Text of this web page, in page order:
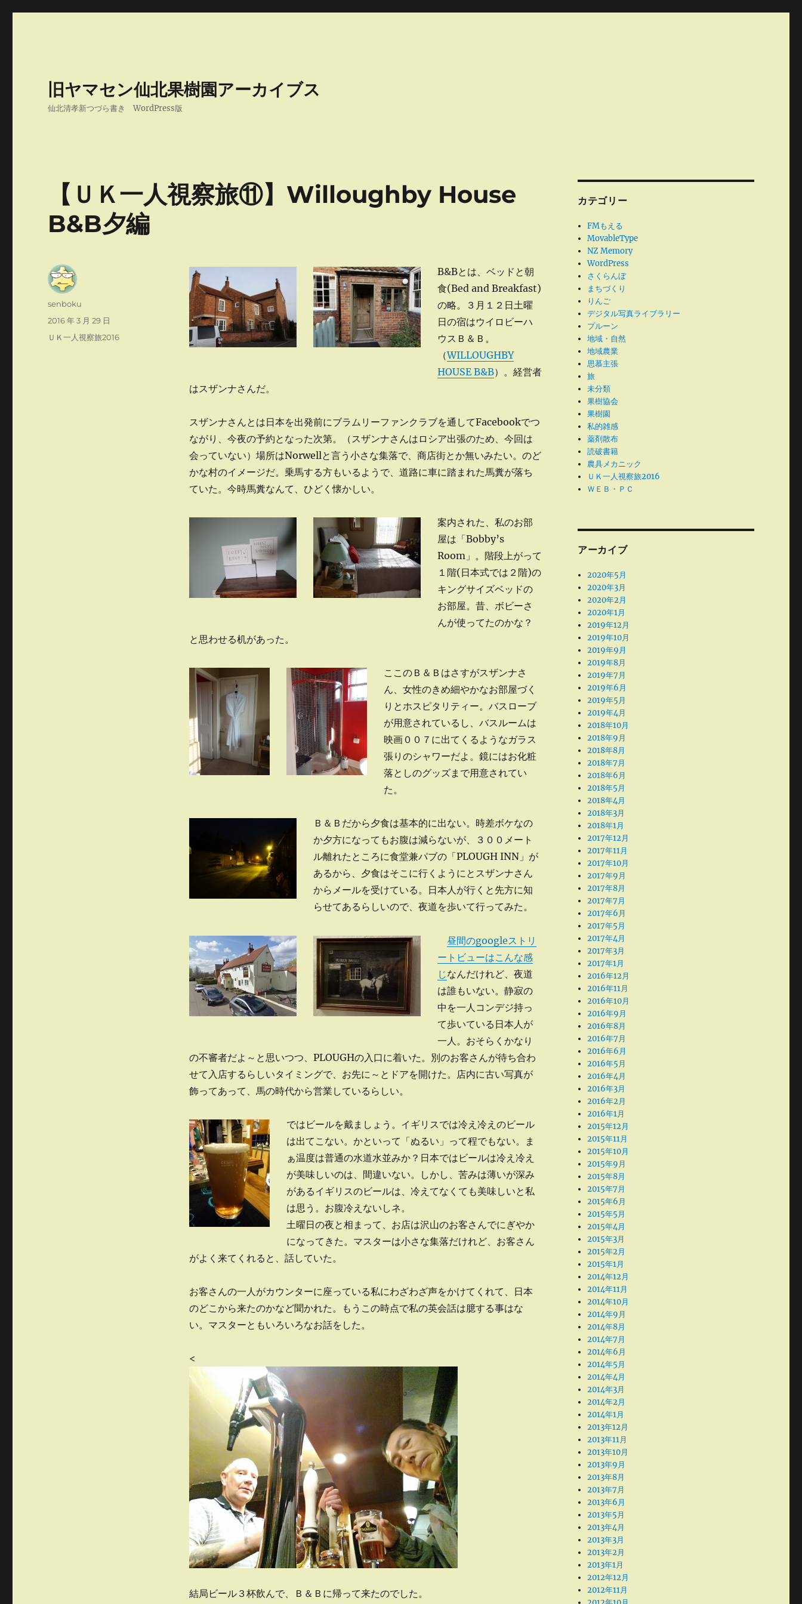
旧ヤマセン仙北果樹園アーカイブス
仙北清孝新つづら書き WordPress版
【ＵＫ一人視察旅⑪】Willoughby House
B&B夕編
B&Bとは、ベッドと朝
食(Bed and Breakfast)
の略。３月１２日土曜
日の宿はウイロビーハ
ウスＢ＆Ｂ。
（WILLOUGHBY
HOUSE B&B）。経営者
はスザンナさんだ。
スザンナさんとは日本を出発前にブラムリーファンクラブを通してFacebookでつ
ながり、今夜の予約となった次第。（スザンナさんはロシア出張のため、今回は
会っていない）場所はNorwellと言う小さな集落で、商店街とか無いみたい。のど
かな村のイメージだ。乗馬する方もいるようで、道路に車に踏まれた馬糞が落ち
ていた。今時馬糞なんて、ひどく懐かしい。
案内された、私のお部
屋は「Bobby’s
Room」。階段上がって
１階(日本式では２階)の
キングサイズベッドの
お部屋。昔、ボビーさ
んが使ってたのかな？
と思わせる机があった。
ここのＢ＆Ｂはさすがスザンナさ
ん、女性のきめ細やかなお部屋づく
りとホスピタリティー。バスローブ
が用意されているし、バスルームは
映画００７に出てくるようなガラス
張りのシャワーだよ。鏡にはお化粧
落としのグッズまで用意されてい
た。
Ｂ＆Ｂだから夕食は基本的に出ない。時差ボケなの
か夕方になってもお腹は減らないが、３００メート
ル離れたところに食堂兼パブの「PLOUGH INN」が
あるから、夕食はそこに行くようにとスザンナさん
からメールを受けている。日本人が行くと先方に知
らせてあるらしいので、夜道を歩いて行ってみた。
昼間のgoogleストリ
ートビューはこんな感
じなんだけれど、夜道
は誰もいない。静寂の
中を一人コンデジ持っ
て歩いている日本人が
一人。おそらくかなり
の不審者だよ～と思いつつ、PLOUGHの入口に着いた。別のお客さんが待ち合わ
せて入店するらしいタイミングで、お先に～とドアを開けた。店内に古い写真が
飾ってあって、馬の時代から営業しているらしい。
ではビールを戴ましょう。イギリスでは冷え冷えのビール
は出てこない。かといって「ぬるい」って程でもない。ま
ぁ温度は普通の水道水並みか？日本ではビールは冷え冷え
が美味しいのは、間違いない。しかし、苦みは薄いが深み
があるイギリスのビールは、冷えてなくても美味しいと私
は思う。お腹冷えないしネ。
土曜日の夜と相まって、お店は沢山のお客さんでにぎやか
になってきた。マスターは小さな集落だけれど、お客さん
がよく来てくれると、話していた。
お客さんの一人がカウンターに座っている私にわざわざ声をかけてくれて、日本
のどこから来たのかなど聞かれた。もうこの時点で私の英会話は臆する事はな
い。マスターともいろいろなお話をした。
<
結局ビール３杯飲んで、Ｂ＆Ｂに帰って来たのでした。
投
senboku
投
2016 年 3 月 29 日
カ
ＵＫ一人視察旅2016
カテゴリー
FMもえる
MovableType
NZ Memory
WordPress
さくらんぼ
まちづくり
りんご
デジタル写真ライブラリー
プルーン
地域・自然
地域農業
思慕主張
旅
未分類
果樹協会
果樹園
私的雑感
薬剤散布
読破書籍
農具メカニック
ＵＫ一人視察旅2016
ＷＥＢ・ＰＣ
アーカイブ
2020年5月
2020年3月
2020年2月
2020年1月
2019年12月
2019年10月
2019年9月
2019年8月
2019年7月
2019年6月
2019年5月
2019年4月
2018年10月
2018年9月
2018年8月
2018年7月
2018年6月
2018年5月
2018年4月
2018年3月
2018年1月
2017年12月
2017年11月
2017年10月
2017年9月
2017年8月
2017年7月
2017年6月
2017年5月
2017年4月
2017年3月
2017年1月
2016年12月
2016年11月
2016年10月
2016年9月
2016年8月
2016年7月
2016年6月
2016年5月
2016年4月
2016年3月
2016年2月
2016年1月
2015年12月
2015年11月
2015年10月
2015年9月
2015年8月
2015年7月
2015年6月
2015年5月
2015年4月
2015年3月
2015年2月
2015年1月
2014年12月
2014年11月
2014年10月
2014年9月
2014年8月
2014年7月
2014年6月
2014年5月
2014年4月
2014年3月
2014年2月
2014年1月
2013年12月
2013年11月
2013年10月
2013年9月
2013年8月
2013年7月
2013年6月
2013年5月
2013年4月
2013年3月
2013年2月
2013年1月
2012年12月
2012年11月